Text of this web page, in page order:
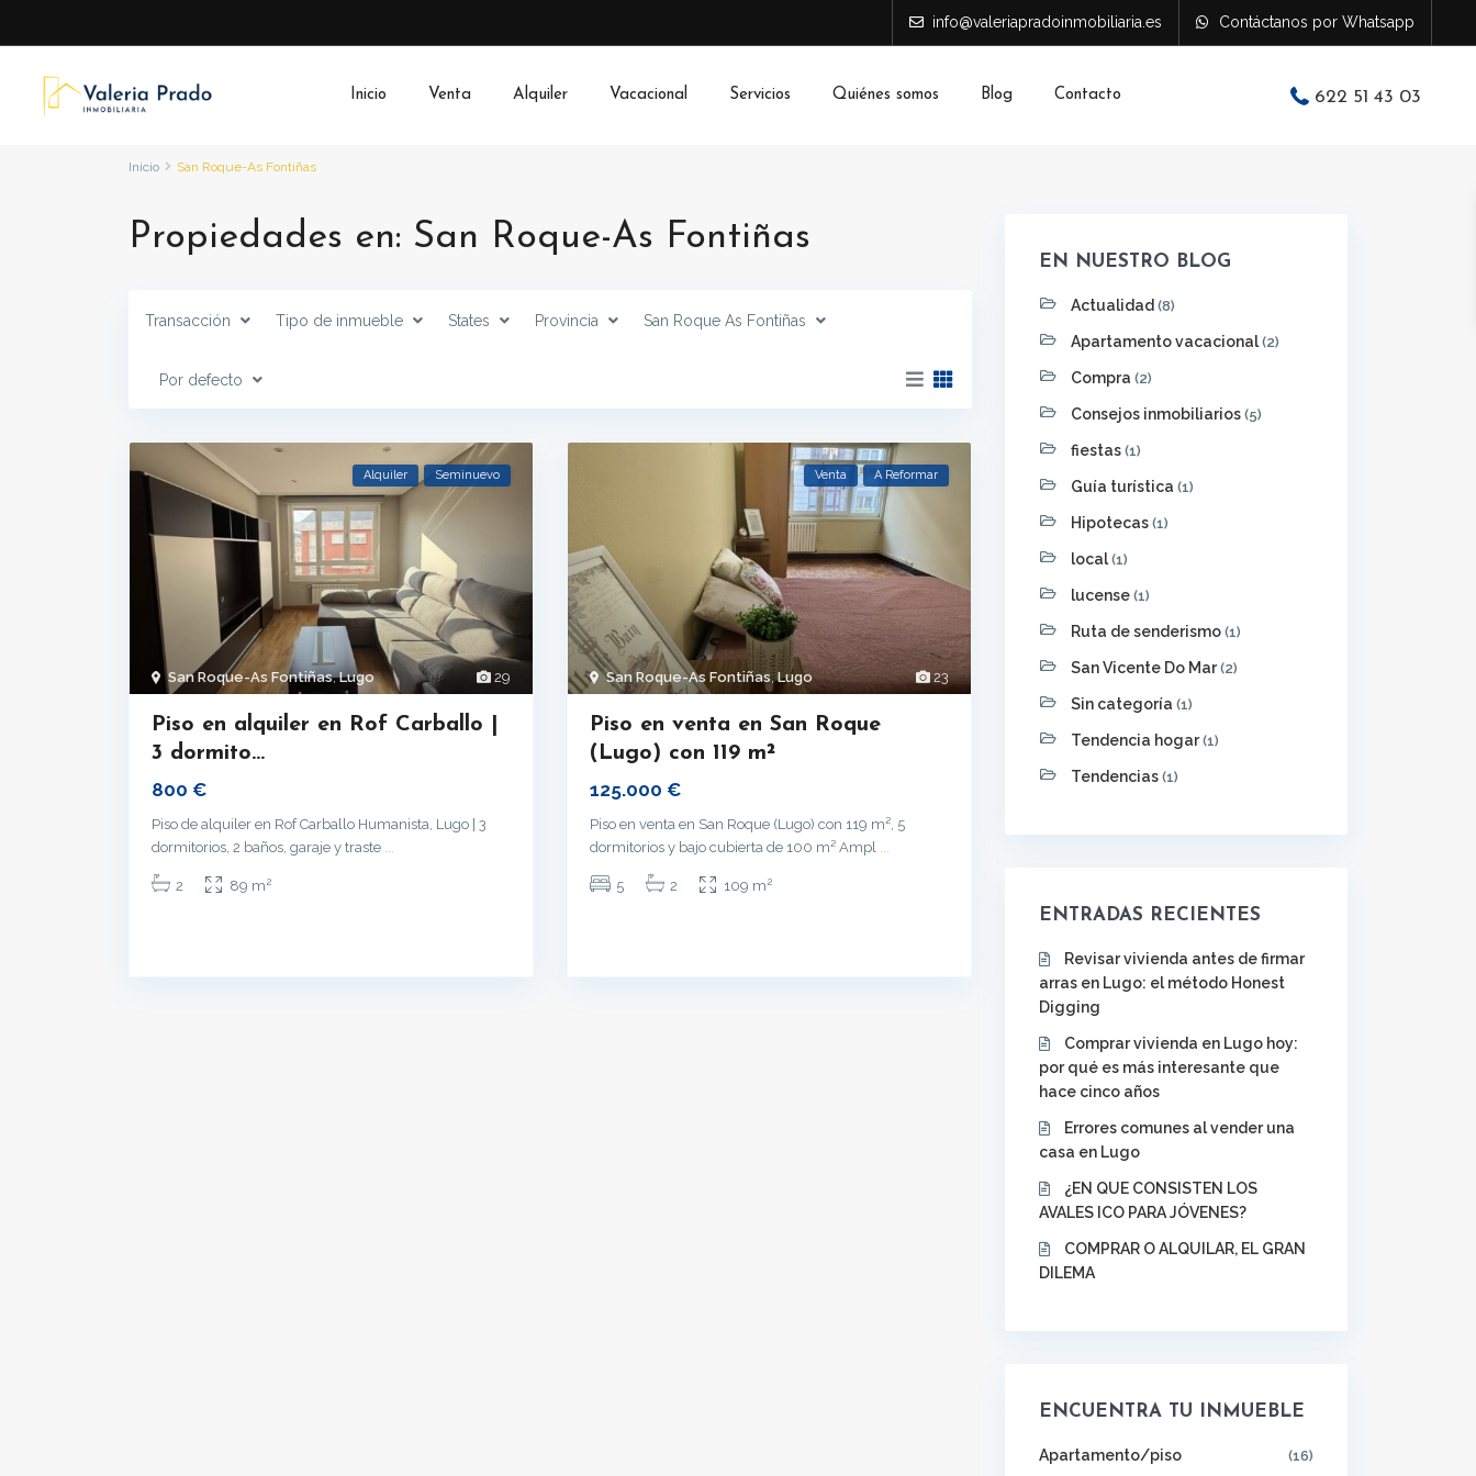
info@valeriapradoinmobiliaria.es Contáctanos por Whatsapp
622 51 43 03
Inicio Venta Alquiler Vacacional Servicios Quiénes somos Blog Contacto
Inicio San Roque-As Fontiñas
Propiedades en: San Roque-As Fontiñas
Transacción Tipo de inmueble States Provincia San Roque As Fontiñas
Por defecto
29
San Roque-As Fontiñas,Lugo
Alquiler Seminuevo
Piso en alquiler en Rof Carballo |
3 dormito...
800 €
Piso de alquiler en Rof Carballo Humanista, Lugo | 3
dormitorios, 2 baños, garaje y traste ...
2 89 m2
23
San Roque-As Fontiñas,Lugo
Venta A Reformar
Piso en venta en San Roque
(Lugo) con 119 m²
125.000 €
Piso en venta en San Roque (Lugo) con 119 m², 5
dormitorios y bajo cubierta de 100 m² Ampl ...
5 2 109 m2
EN NUESTRO BLOG
Actualidad (8)
Apartamento vacacional(2)
Compra (2)
Consejos inmobiliarios (5)
fiestas (1)
Guía turística (1)
Hipotecas (1)
local(1)
lucense (1)
Ruta de senderismo (1)
San Vicente Do Mar(2)
Sin categoría (1)
Tendencia hogar(1)
Tendencias (1)
ENTRADAS RECIENTES
Revisar vivienda antes de firmar
arras en Lugo: el método Honest
Digging
Comprar vivienda en Lugo hoy:
por qué es más interesante que
hace cinco años
Errores comunes al vender una
casa en Lugo
¿EN QUE CONSISTEN LOS
AVALES ICO PARA JÓVENES?
COMPRAR O ALQUILAR, EL GRAN
DILEMA
ENCUENTRA TU INMUEBLE
Apartamento/piso (16)